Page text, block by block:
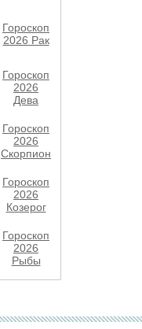
Гороскоп
2026 Рак
Гороскоп
2026
Дева
Гороскоп
2026
Скорпион
Гороскоп
2026
Козерог
Гороскоп
2026
Рыбы